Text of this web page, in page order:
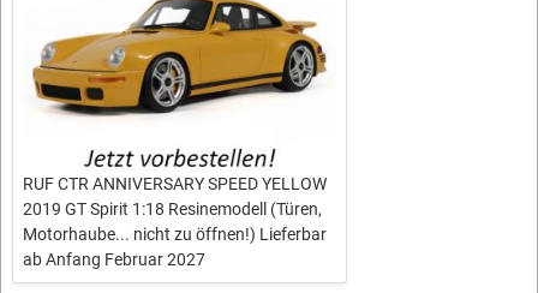
RUF CTR ANNIVERSARY SPEED YELLOW
2019 GT Spirit 1:18 Resinemodell (Türen,
Motorhaube... nicht zu öffnen!) Lieferbar
ab Anfang Februar 2027